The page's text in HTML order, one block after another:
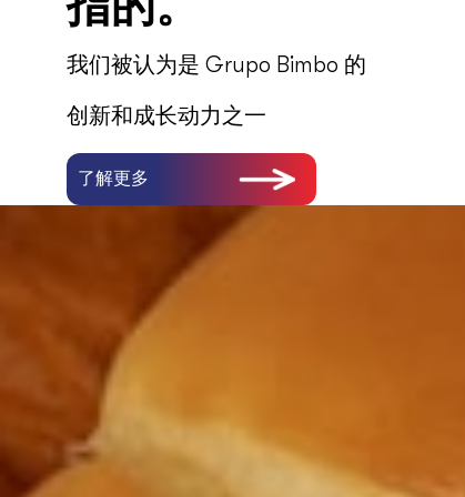
我们被认为是 Grupo Bimbo 的
创新和成长动力之一
了解更多